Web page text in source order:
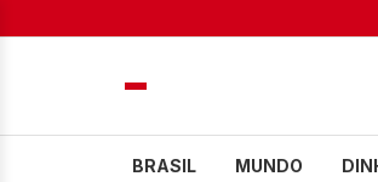
BRASIL MUNDO